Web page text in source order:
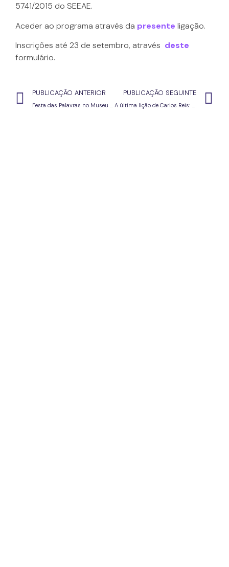
5741/2015 do SEEAE.
Aceder ao programa através da presente ligação.
Inscrições até 23 de setembro, através deste
formulário.
PUBLICAÇÃO ANTERIOR PUBLICAÇÃO SEGUINTE